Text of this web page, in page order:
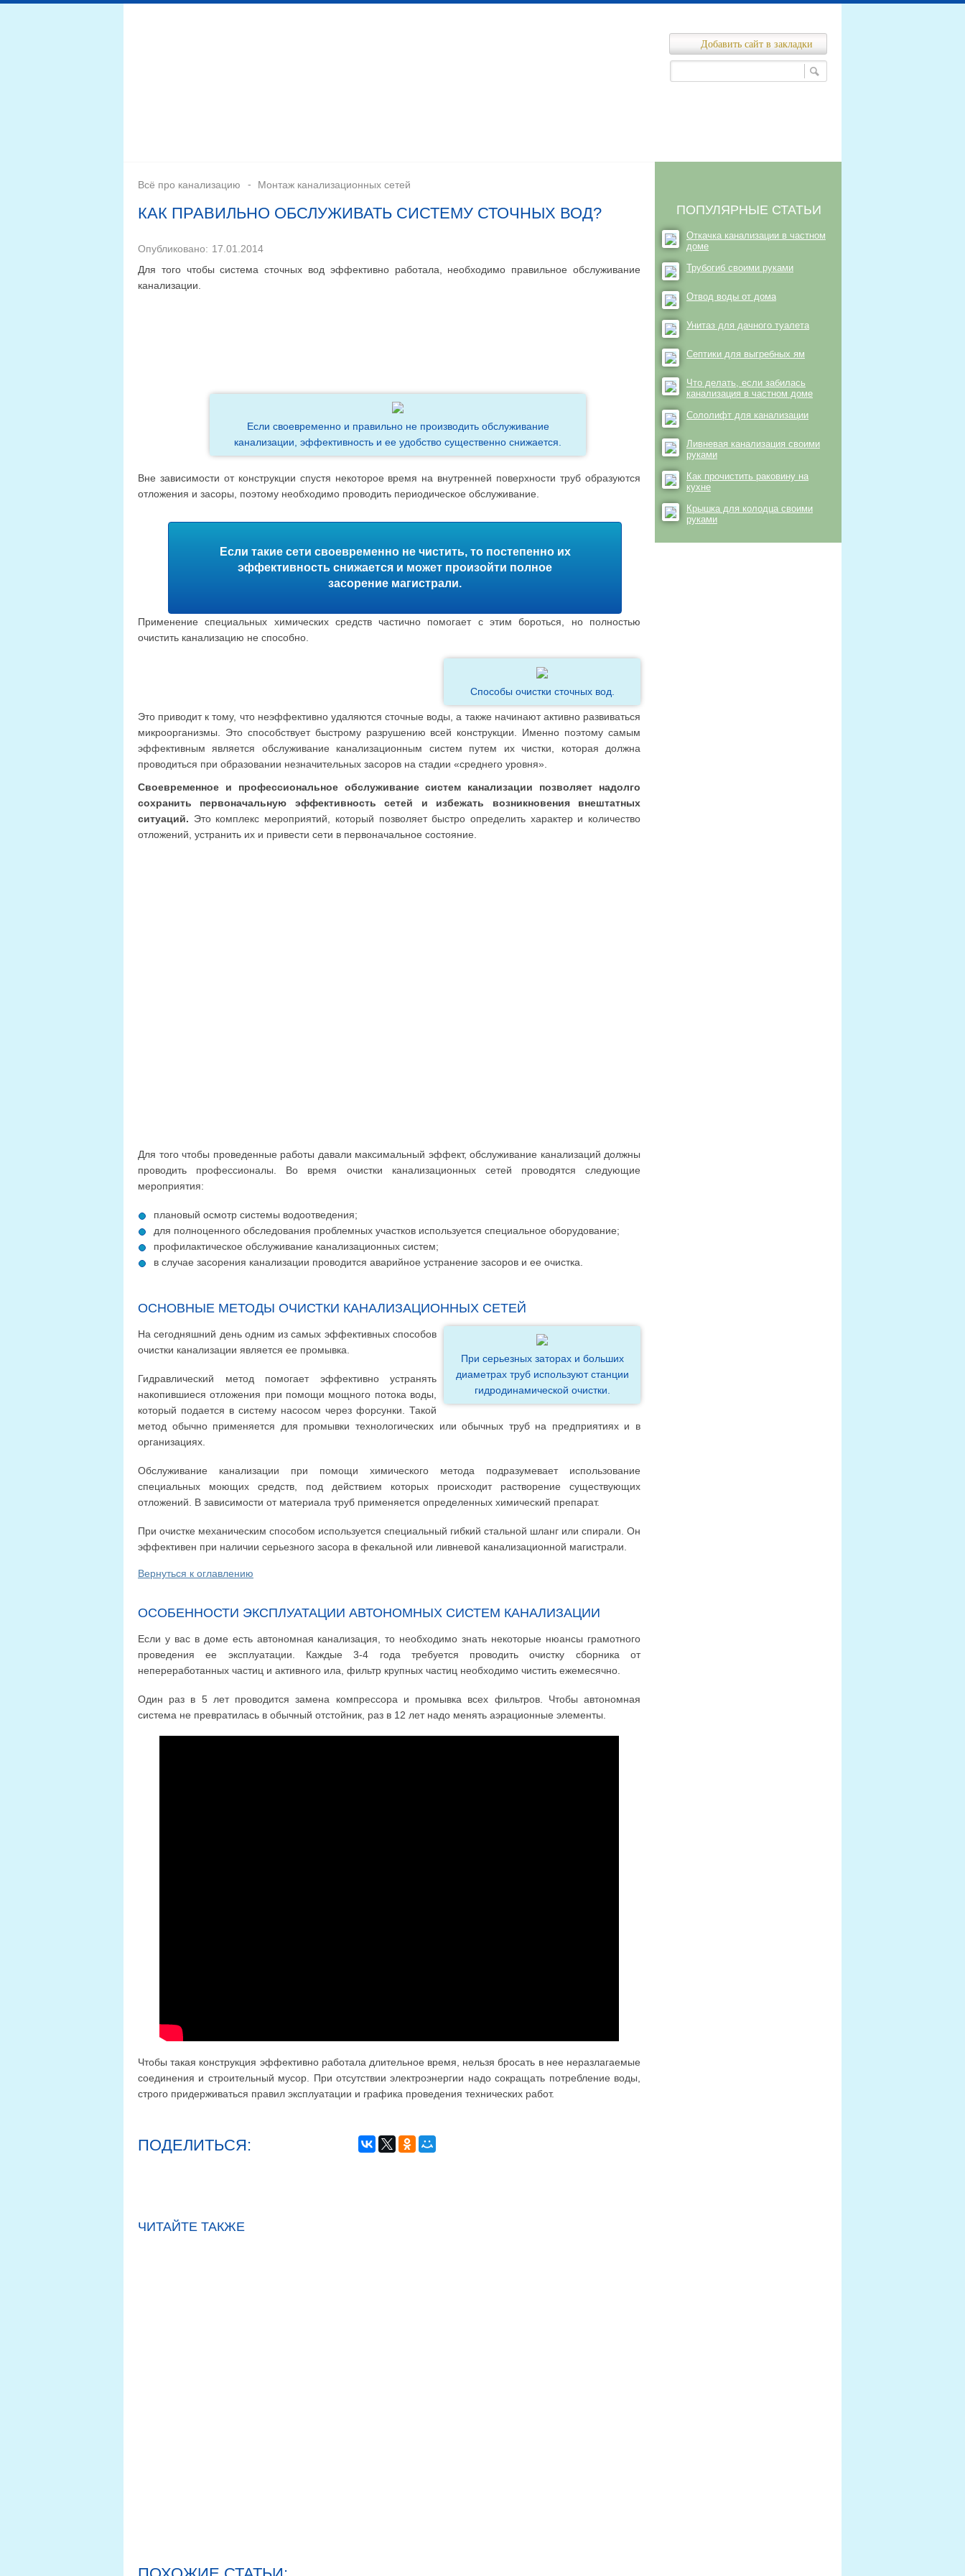
Добавить сайт в закладки
Всё про канализацию Монтаж канализационных сетей
КАК ПРАВИЛЬНО ОБСЛУЖИВАТЬ СИСТЕМУ СТОЧНЫХ ВОД?
Опубликовано: 17.01.2014
Для того чтобы система сточных вод эффективно работала, необходимо правильное обслуживание
канализации.
Если своевременно и правильно не производить обслуживание
канализации, эффективность и ее удобство существенно снижается.
Вне зависимости от конструкции спустя некоторое время на внутренней поверхности труб образуются
отложения и засоры, поэтому необходимо проводить периодическое обслуживание.
Если такие сети своевременно не чистить, то постепенно их
эффективность снижается и может произойти полное
засорение магистрали.
Применение специальных химических средств частично помогает с этим бороться, но полностью
очистить канализацию не способно.
Способы очистки сточных вод.
Это приводит к тому, что неэффективно удаляются сточные воды, а также начинают активно развиваться
микроорганизмы. Это способствует быстрому разрушению всей конструкции. Именно поэтому самым
эффективным является обслуживание канализационным систем путем их чистки, которая должна
проводиться при образовании незначительных засоров на стадии «среднего уровня».
Своевременное и профессиональное обслуживание систем канализации позволяет надолго
сохранить первоначальную эффективность сетей и избежать возникновения внештатных
ситуаций. Это комплекс мероприятий, который позволяет быстро определить характер и количество
отложений, устранить их и привести сети в первоначальное состояние.
Для того чтобы проведенные работы давали максимальный эффект, обслуживание канализаций должны
проводить профессионалы. Во время очистки канализационных сетей проводятся следующие
мероприятия:
плановый осмотр системы водоотведения;
для полноценного обследования проблемных участков используется специальное оборудование;
профилактическое обслуживание канализационных систем;
в случае засорения канализации проводится аварийное устранение засоров и ее очистка.
ОСНОВНЫЕ МЕТОДЫ ОЧИСТКИ КАНАЛИЗАЦИОННЫХ СЕТЕЙ
При серьезных заторах и больших
диаметрах труб используют станции
гидродинамической очистки.
На сегодняшний день одним из самых эффективных способов
очистки канализации является ее промывка.
Гидравлический метод помогает эффективно устранять
накопившиеся отложения при помощи мощного потока воды,
который подается в систему насосом через форсунки. Такой
метод обычно применяется для промывки технологических или обычных труб на предприятиях и в
организациях.
Обслуживание канализации при помощи химического метода подразумевает использование
специальных моющих средств, под действием которых происходит растворение существующих
отложений. В зависимости от материала труб применяется определенных химический препарат.
При очистке механическим способом используется специальный гибкий стальной шланг или спирали. Он
эффективен при наличии серьезного засора в фекальной или ливневой канализационной магистрали.
Вернуться к оглавлению
ОСОБЕННОСТИ ЭКСПЛУАТАЦИИ АВТОНОМНЫХ СИСТЕМ КАНАЛИЗАЦИИ
Если у вас в доме есть автономная канализация, то необходимо знать некоторые нюансы грамотного
проведения ее эксплуатации. Каждые 3-4 года требуется проводить очистку сборника от
непереработанных частиц и активного ила, фильтр крупных частиц необходимо чистить ежемесячно.
Один раз в 5 лет проводится замена компрессора и промывка всех фильтров. Чтобы автономная
система не превратилась в обычный отстойник, раз в 12 лет надо менять аэрационные элементы.
Чтобы такая конструкция эффективно работала длительное время, нельзя бросать в нее неразлагаемые
соединения и строительный мусор. При отсутствии электроэнергии надо сокращать потребление воды,
строго придерживаться правил эксплуатации и графика проведения технических работ.
ПОДЕЛИТЬСЯ:
ЧИТАЙТЕ ТАКЖЕ
ПОПУЛЯРНЫЕ СТАТЬИ
Откачка канализации в частном
доме
Трубогиб своими руками
Отвод воды от дома
Унитаз для дачного туалета
Септики для выгребных ям
Что делать, если забилась
канализация в частном доме
Сололифт для канализации
Ливневая канализация своими
руками
Как прочистить раковину на
кухне
Крышка для колодца своими
руками